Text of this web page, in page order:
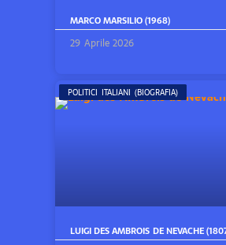
MARCO MARSILIO (1968)
29 Aprile 2026
POLITICI ITALIANI (BIOGRAFIA)
LUIGI DES AMBROIS DE NEVACHE